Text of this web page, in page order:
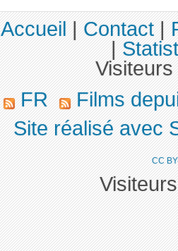
Accueil|Contact|
|
FR
Films
Site réalisé avec
CC